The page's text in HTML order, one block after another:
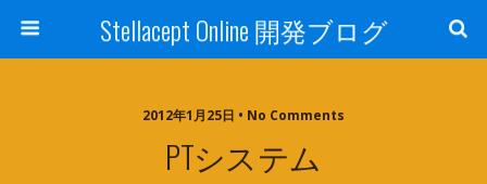
Stellacept Online 開発ブログ
2012年1月25日 • No Comments
PTシステム